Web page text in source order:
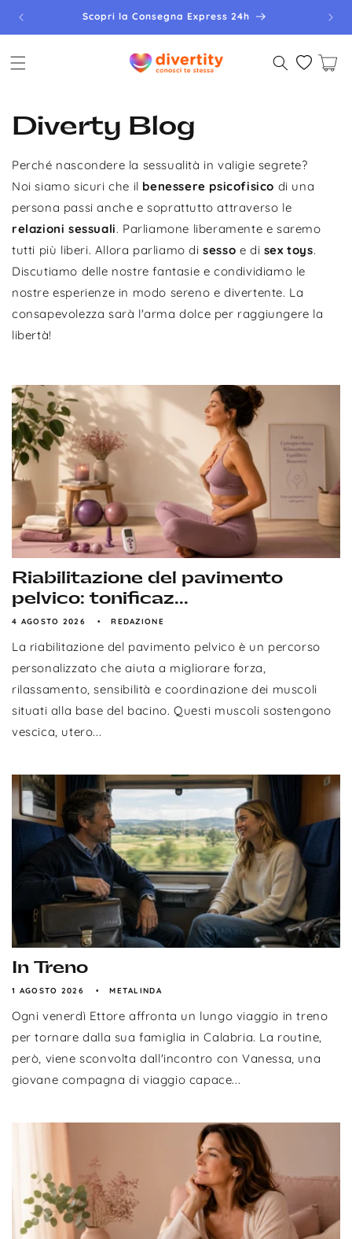
direttamente
ai contenuti
Scopri la Spedizione Gratis
Carrello
Diverty Blog
Perché nascondere la sessualità in valigie segrete?
Noi siamo sicuri che il benessere psicofisico di una
persona passi anche e soprattutto attraverso le
relazioni sessuali. Parliamone liberamente e saremo
tutti più liberi. Allora parliamo disesso e di sex toys.
Discutiamo delle nostre fantasie e condividiamo le
nostre esperienze in modo sereno e divertente. La
consapevolezza sarà l'arma dolce per raggiungere la
libertà!
Riabilitazione del pavimento
pelvico: tonificaz...
4 AGOSTO 2026 REDAZIONE
La riabilitazione del pavimento pelvico è un percorso
personalizzato che aiuta a migliorare forza,
rilassamento, sensibilità e coordinazione dei muscoli
situati alla base del bacino. Questi muscoli sostengono
vescica, utero...
In Treno
1 AGOSTO 2026 METALINDA
Ogni venerdì Ettore affronta un lungo viaggio in treno
per tornare dalla sua famiglia in Calabria. La routine,
però, viene sconvolta dall'incontro con Vanessa, una
giovane compagna di viaggio capace...